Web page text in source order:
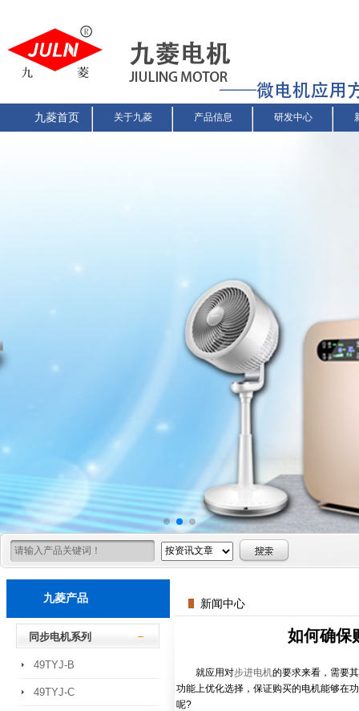
九菱首页 关于九菱 产品信息 研发中心
九菱产品
同步电机系列
49TYJ-B
49TYJ-C
新闻中心
如何确保
就应用对步进电机的要求来看，需要
功能上优化选择，保证购买的电机能够在
呢?